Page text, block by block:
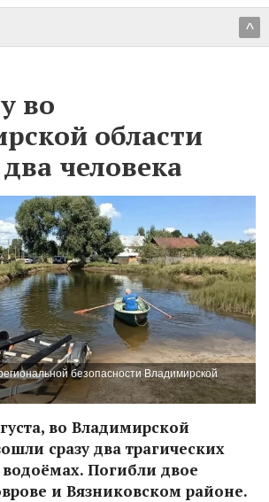
^
во
области
человека
безопасности Владимирской
во Владимирской
сразу два трагических
Погибли двое
и Вязниковском районе.